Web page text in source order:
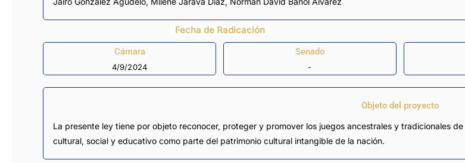
Fecha de Radicación
Cámara
4/9/2024
Senado
-
Objeto del proyecto
La presente ley tiene por objeto reconocer, proteger y promover los juegos ancestrales y tradicionales
cultural, social y educativo como parte del patrimonio cultural intangible de la nación.